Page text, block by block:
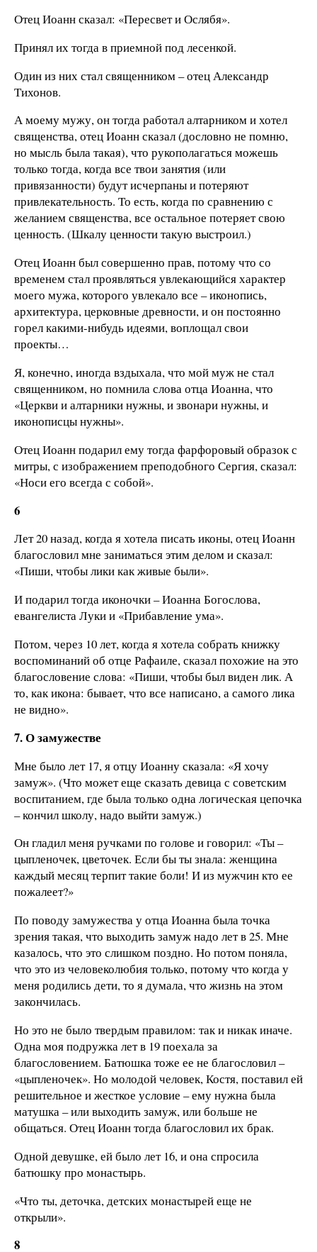
Отец Иоанн сказал: «Пересвет и Ослябя».
Принял их тогда в приемной под лесенкой.
Один из них стал священником – отец Александр
Тихонов.
А моему мужу, он тогда работал алтарником и хотел
священства, отец Иоанн сказал (дословно не помню,
но мысль была такая), что рукополагаться можешь
только тогда, когда все твои занятия (или
привязанности) будут исчерпаны и потеряют
привлекательность. То есть, когда по сравнению с
желанием священства, все остальное потеряет свою
ценность. (Шкалу ценности такую выстроил.)
Отец Иоанн был совершенно прав, потому что со
временем стал проявляться увлекающийся характер
моего мужа, которого увлекало все – иконопись,
архитектура, церковные древности, и он постоянно
горел какими-нибудь идеями, воплощал свои
проекты…
Я, конечно, иногда вздыхала, что мой муж не стал
священником, но помнила слова отца Иоанна, что
«Церкви и алтарники нужны, и звонари нужны, и
иконописцы нужны».
Отец Иоанн подарил ему тогда фарфоровый образок с
митры, с изображением преподобного Сергия, сказал:
«Носи его всегда с собой».
6
Лет 20 назад, когда я хотела писать иконы, отец Иоанн
благословил мне заниматься этим делом и сказал:
«Пиши, чтобы лики как живые были».
И подарил тогда иконочки – Иоанна Богослова,
евангелиста Луки и «Прибавление ума».
Потом, через 10 лет, когда я хотела собрать книжку
воспоминаний об отце Рафаиле, сказал похожие на это
благословение слова: «Пиши, чтобы был виден лик. А
то, как икона: бывает, что все написано, а самого лика
не видно».
7. О замужестве
Мне было лет 17, я отцу Иоанну сказала: «Я хочу
замуж». (Что может еще сказать девица с советским
воспитанием, где была только одна логическая цепочка
– кончил школу, надо выйти замуж.)
Он гладил меня ручками по голове и говорил: «Ты –
цыпленочек, цветочек. Если бы ты знала: женщина
каждый месяц терпит такие боли! И из мужчин кто ее
пожалеет?»
По поводу замужества у отца Иоанна была точка
зрения такая, что выходить замуж надо лет в 25. Мне
казалось, что это слишком поздно. Но потом поняла,
что это из человеколюбия только, потому что когда у
меня родились дети, то я думала, что жизнь на этом
закончилась.
Но это не было твердым правилом: так и никак иначе.
Одна моя подружка лет в 19 поехала за
благословением. Батюшка тоже ее не благословил –
«цыпленочек». Но молодой человек, Костя, поставил ей
решительное и жесткое условие – ему нужна была
матушка – или выходить замуж, или больше не
общаться. Отец Иоанн тогда благословил их брак.
Одной девушке, ей было лет 16, и она спросила
батюшку про монастырь.
«Что ты, деточка, детских монастырей еще не
открыли».
8